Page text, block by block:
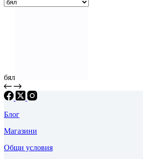
бял
Блог
Магазини
Общи условия